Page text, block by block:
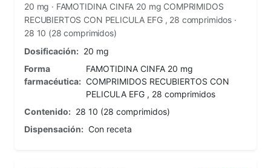
20 mg · FAMOTIDINA CINFA 20 mg COMPRIMIDOS
RECUBIERTOS CON PELICULA EFG , 28 comprimidos ·
28 10 (28 comprimidos)
Dosificación: 20 mg
Forma
farmacéutica:
FAMOTIDINA CINFA 20 mg
COMPRIMIDOS RECUBIERTOS CON
PELICULA EFG , 28 comprimidos
Contenido: 28 10 (28 comprimidos)
Dispensación: Con receta